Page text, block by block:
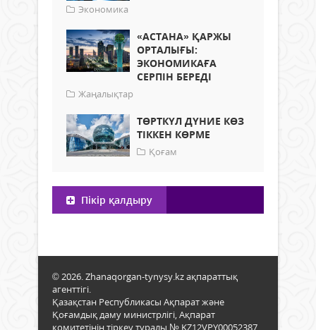
Экономика
«АСТАНА» ҚАРЖЫ
ОРТАЛЫҒЫ:
ЭКОНОМИКАҒА
СЕРПІН БЕРЕДІ
Жаңалықтар
ТӨРТКҮЛ ДҮНИЕ КӨЗ
ТІККЕН КӨРМЕ
Қоғам
Пікір қалдыру
© 2026. Zhanaqorgan-tynysy.kz ақпараттық
агенттігі.
Қазақстан Республикасы Ақпарат және
Қоғамдық даму министрлігі, Ақпарат
комитетінің тіркеу туралы № KZ12VPY00052387